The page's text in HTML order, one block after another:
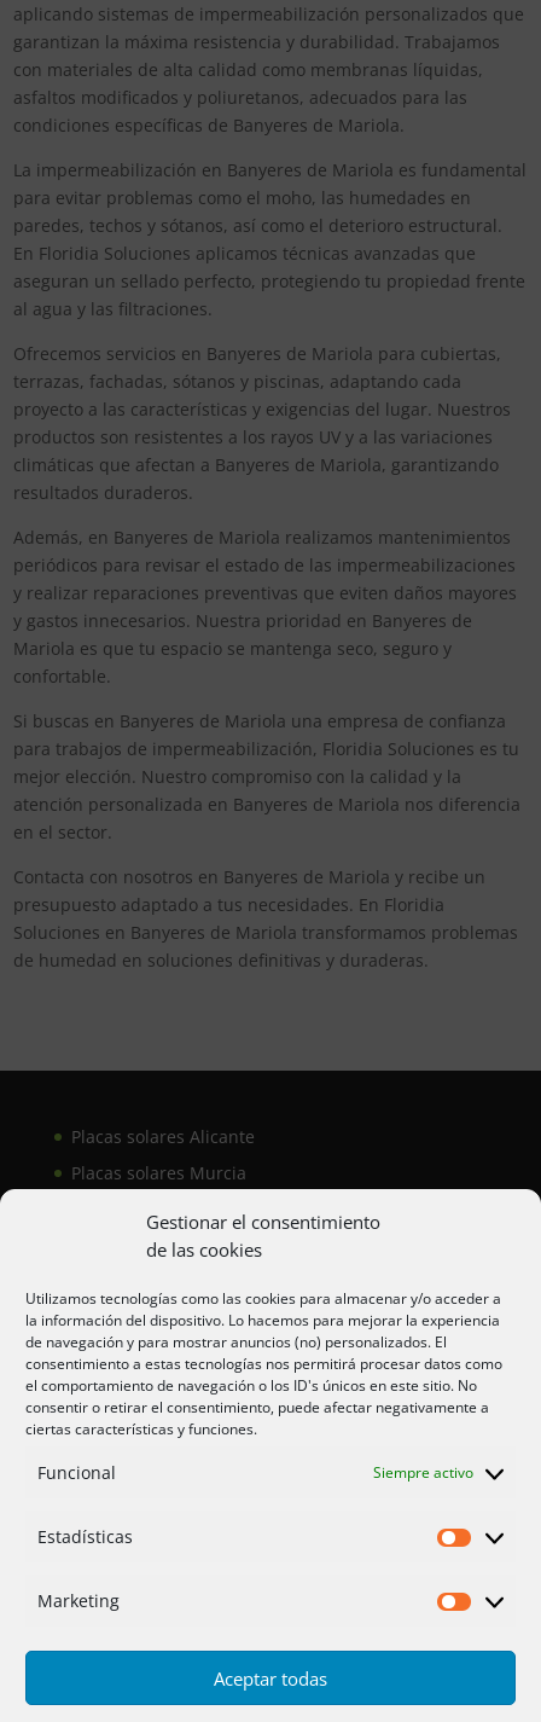
Gestionar el consentimiento
de las cookies
Utilizamos tecnologías como las cookies para almacenar y/o acceder a
la información del dispositivo. Lo hacemos para mejorar la experiencia
de navegación y para mostrar anuncios (no) personalizados. El
consentimiento a estas tecnologías nos permitirá procesar datos como
el comportamiento de navegación o los ID's únicos en este sitio. No
consentir o retirar el consentimiento, puede afectar negativamente a
ciertas características y funciones.
Funcional Siempre activo
Estadísticas
Marketing
Aceptar todas
aplicando sistemas de impermeabilización personalizados que
garantizan la máxima resistencia y durabilidad. Trabajamos
con materiales de alta calidad como membranas líquidas,
asfaltos modificados y poliuretanos, adecuados para las
condiciones específicas de Banyeres de Mariola.
La impermeabilización en Banyeres de Mariola es fundamental
para evitar problemas como el moho, las humedades en
paredes, techos y sótanos, así como el deterioro estructural.
En Floridia Soluciones aplicamos técnicas avanzadas que
aseguran un sellado perfecto, protegiendo tu propiedad frente
al agua y las filtraciones.
Ofrecemos servicios en Banyeres de Mariola para cubiertas,
terrazas, fachadas, sótanos y piscinas, adaptando cada
proyecto a las características y exigencias del lugar. Nuestros
productos son resistentes a los rayos UV y a las variaciones
climáticas que afectan a Banyeres de Mariola, garantizando
resultados duraderos.
Además, en Banyeres de Mariola realizamos mantenimientos
periódicos para revisar el estado de las impermeabilizaciones
y realizar reparaciones preventivas que eviten daños mayores
y gastos innecesarios. Nuestra prioridad en Banyeres de
Mariola es que tu espacio se mantenga seco, seguro y
confortable.
Si buscas en Banyeres de Mariola una empresa de confianza
para trabajos de impermeabilización, Floridia Soluciones es tu
mejor elección. Nuestro compromiso con la calidad y la
atención personalizada en Banyeres de Mariola nos diferencia
en el sector.
Contacta con nosotros en Banyeres de Mariola y recibe un
presupuesto adaptado a tus necesidades. En Floridia
Soluciones en Banyeres de Mariola transformamos problemas
de humedad en soluciones definitivas y duraderas.
Placas solares Alicante
Placas solares Murcia
Aire acondicionado Alicante
Aire acondicionador Murcia
Aire acondicionado San Juan
Privacidad
Servicios Fotos
Placas solares
Ofertas 2025/26 Contacto